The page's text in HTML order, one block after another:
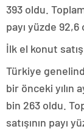
393 oldu.
payı yüzde
İlk el konut
Türkiye
bir önceki yılın
bin 263 oldu.
satışının payı